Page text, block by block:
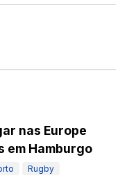
nas Europe
em Hamburgo
Rugby